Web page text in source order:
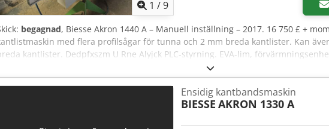
1 /9
begagnad, Biesse Akron 1440 A – Manuell inställning – 2017. 16 750 £ +
med flera profilsågar för tunna och 2 mm breda kantlister. Kan
kantlister. Dedpfxszm U Rne Alyjck PLC-styrning. EVA-lim,
Avkapningssågar. Profilbearbetning av över- och undersida. 2 motoriserade
Limlinjeskrapa. Polering. Maskinen är fortfarande i drift och
Ensidig kantbandsmaskin
BIESSE AKRON 1330 A